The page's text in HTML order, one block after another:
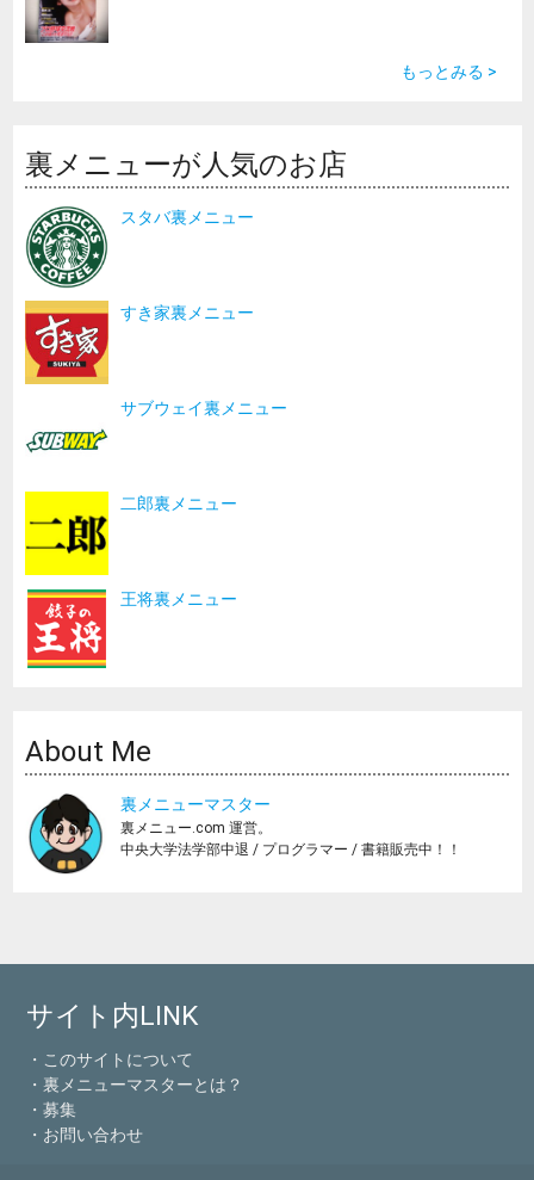
もっとみる >
裏メニューが人気のお店
スタバ裏メニュー
すき家裏メニュー
サブウェイ裏メニュー
二郎裏メニュー
王将裏メニュー
About Me
裏メニューマスター
裏メニュー.com 運営。
中央大学法学部中退 / プログラマー / 書籍販売中！！
サイト内LINK
・このサイトについて
・裏メニューマスターとは？
・募集
・お問い合わせ